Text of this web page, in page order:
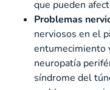
que pueden
Problemas
nerviosos en el
entumecimiento
neuropatía
síndrome del